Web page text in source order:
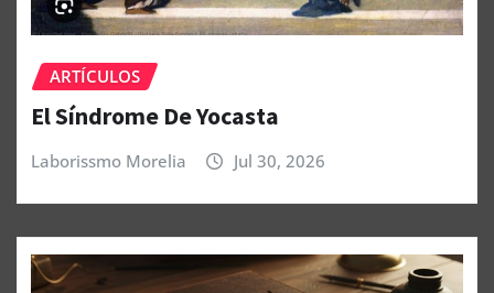
ARTÍCULOS
El Síndrome De Yocasta
Laborissmo Morelia Jul 30, 2026